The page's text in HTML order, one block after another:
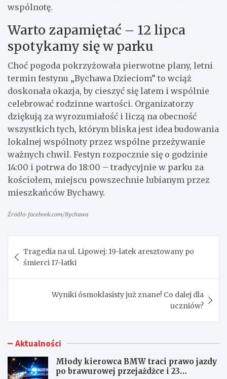
wspólnotę.
Warto zapamiętać – 12 lipca
spotykamy się w parku
Choć pogoda pokrzyżowała pierwotne plany, letni
termin festynu „Bychawa Dzieciom” to wciąż
doskonała okazja, by cieszyć się latem i wspólnie
celebrować rodzinne wartości. Organizatorzy
dziękują za wyrozumiałość i liczą na obecność
wszystkich tych, którym bliska jest idea budowania
lokalnej wspólnoty przez wspólne przeżywanie
ważnych chwil. Festyn rozpocznie się o godzinie
14:00 i potrwa do 18:00 – tradycyjnie w parku za
kościołem, miejscu powszechnie lubianym przez
mieszkańców Bychawy.
Źródło: facebook.com/Bychawa
wpisu
Tragedia na ul. Lipowej: 19-latek aresztowany po
śmierci 17-latki
Wyniki ósmoklasisty już znane! Co dalej dla
uczniów?
Aktualności
Młody kierowca BMW traci prawo jazdy
po brawurowej przejażdżce i 23